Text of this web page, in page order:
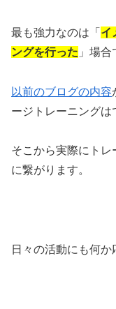
最も強力なのは「 イ
ングを行った 」場合
以前のブログの内容
ージトレーニングは
そこから実際にト
に繋がります。
日々の活動にも何か